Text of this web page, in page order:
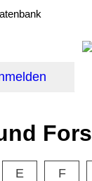
E F